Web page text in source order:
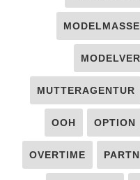
MODELMASSE
MUTTERAGENTUR
OOH OPTION
OVERTIME